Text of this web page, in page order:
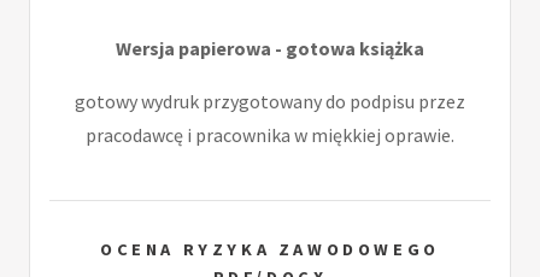
Wersja papierowa - gotowa książka
gotowy wydruk przygotowany do podpisu przez
pracodawcę i pracownika w miękkiej oprawie.
OCENA RYZYKA ZAWODOWEGO